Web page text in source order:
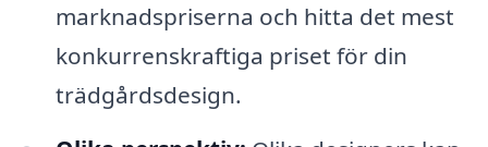
marknadspriserna och hitta det mest
konkurrenskraftiga priset för din
trädgårdsdesign.